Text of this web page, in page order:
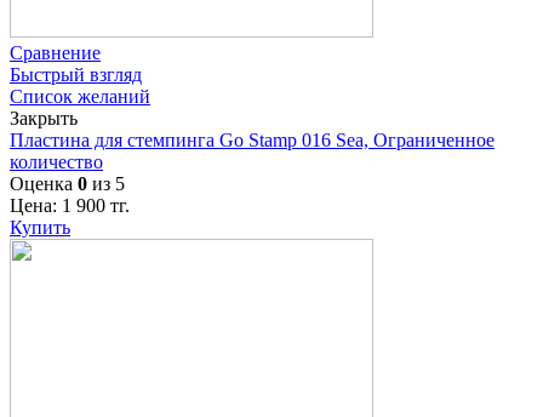
Сравнение
Быстрый взгляд
Список желаний
Закрыть
Пластина для стемпинга Go Stamp 016 Sea, Ограниченное
количество
Оценка 0 из 5
Цена: 1 900 тг.
Купить